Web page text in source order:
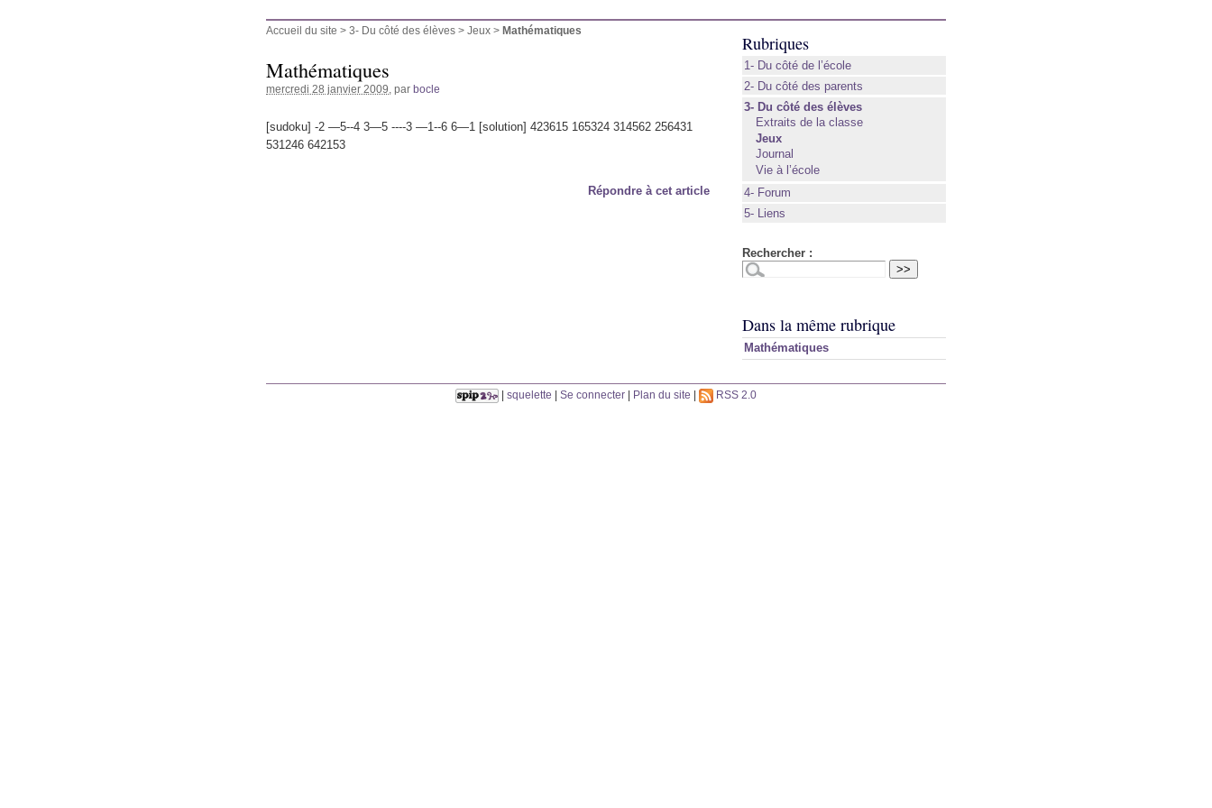
Accueil du site > 3- Du côté des élèves > Jeux > Mathématiques
Mathématiques
mercredi 28 janvier 2009 , par bocle
[sudoku] -2 —5--4 3—5 ----3 —1--6 6—1 [solution] 423615 165324 314562 256431
531246 642153
Répondre à cet article
Rubriques
1- Du côté de l’école
2- Du côté des parents
3- Du côté des élèves
Extraits de la classe
Jeux
Journal
Vie à l’école
4- Forum
5- Liens
Rechercher :
Dans la même rubrique
Mathématiques
| squelette | Se connecter | Plan du site | RSS 2.0